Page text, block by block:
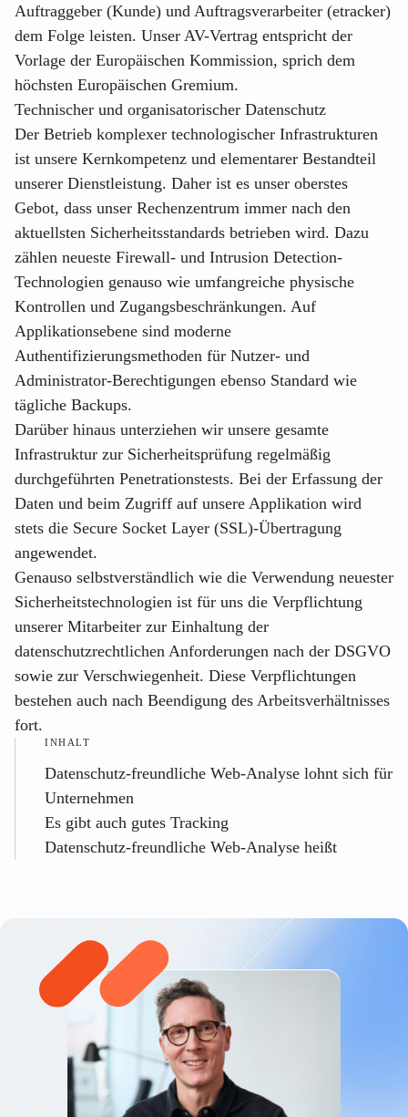
Auftraggeber (Kunde) und Auftragsverarbeiter (etracker)
dem Folge leisten. Unser AV-Vertrag entspricht der
Vorlage der Europäischen Kommission, sprich dem
höchsten Europäischen Gremium.
Technischer und organisatorischer Datenschutz
Der Betrieb komplexer technologischer Infrastrukturen
ist unsere Kernkompetenz und elementarer Bestandteil
unserer Dienstleistung. Daher ist es unser oberstes
Gebot, dass unser Rechenzentrum immer nach den
aktuellsten Sicherheitsstandards betrieben wird. Dazu
zählen neueste Firewall- und Intrusion Detection-
Technologien genauso wie umfangreiche physische
Kontrollen und Zugangsbeschränkungen. Auf
Applikationsebene sind moderne
Authentifizierungsmethoden für Nutzer- und
Administrator-Berechtigungen ebenso Standard wie
tägliche Backups.
Darüber hinaus unterziehen wir unsere gesamte
Infrastruktur zur Sicherheitsprüfung regelmäßig
durchgeführten Penetrationstests. Bei der Erfassung der
Daten und beim Zugriff auf unsere Applikation wird
stets die Secure Socket Layer (SSL)-Übertragung
angewendet.
Genauso selbstverständlich wie die Verwendung neuester
Sicherheitstechnologien ist für uns die Verpflichtung
unserer Mitarbeiter zur Einhaltung der
datenschutzrechtlichen Anforderungen nach der DSGVO
sowie zur Verschwiegenheit. Diese Verpflichtungen
bestehen auch nach Beendigung des Arbeitsverhältnisses
fort.
INHALT
Datenschutz-freundliche Web-Analyse lohnt sich für
Unternehmen
Es gibt auch gutes Tracking
Datenschutz-freundliche Web-Analyse heißt